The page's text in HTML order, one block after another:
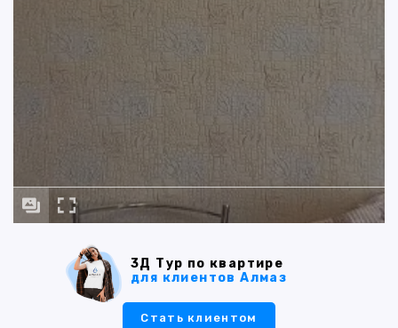
3Д Тур по квартире
для клиентов Алмаз
Стать клиентом